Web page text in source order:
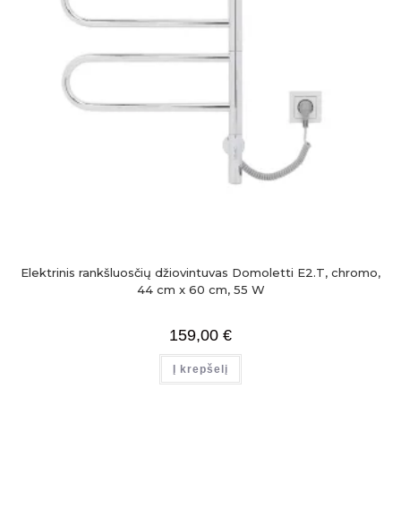
Elektrinis rankšluosčių džiovintuvas Domoletti E2.T, chromo,
44 cm x 60 cm, 55 W
159,00 €
Į krepšelį